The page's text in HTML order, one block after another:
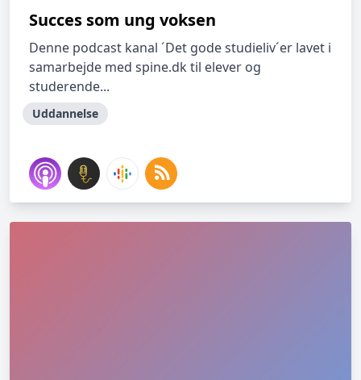
Succes som ung voksen
Denne podcast kanal ´Det gode studieliv´er lavet i
samarbejde med spine.dk til elever og
studerende...
Uddannelse